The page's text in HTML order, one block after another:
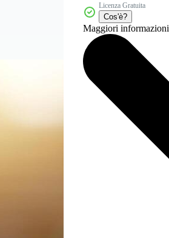
Licenza Gratuita
Cos'è?
Maggiori informazioni